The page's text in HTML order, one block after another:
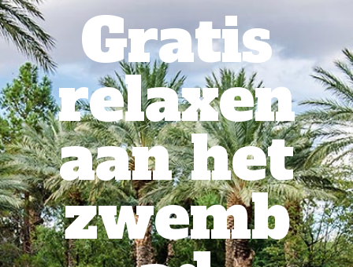
Gratis
relaxen
aan het
zwemb